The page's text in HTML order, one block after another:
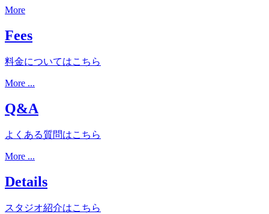
More
Fees
料金についてはこちら
More ...
Q&A
よくある質問はこちら
More ...
Details
スタジオ紹介はこちら